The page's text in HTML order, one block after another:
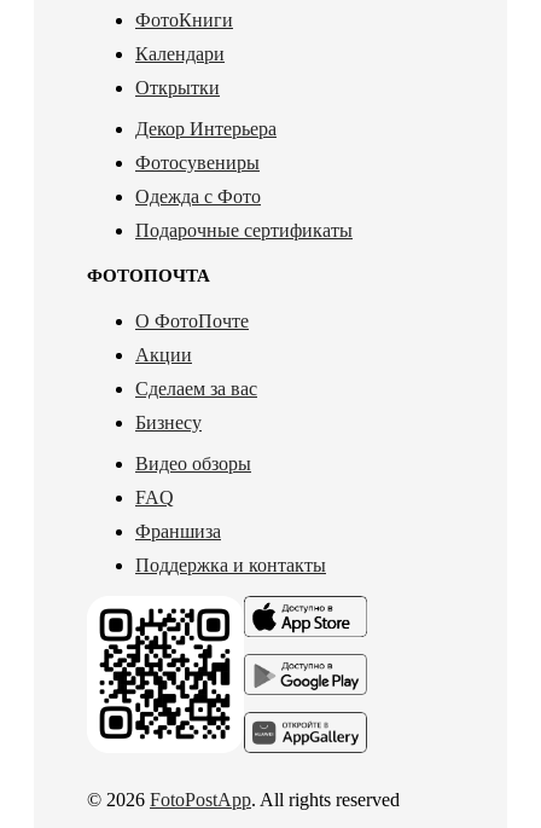
ФотоКниги
Календари
Открытки
Декор Интерьера
Фотосувениры
Одежда с Фото
Подарочные сертификаты
ФОТОПОЧТА
О ФотоПочте
Акции
Сделаем за вас
Бизнесу
Видео обзоры
FAQ
Франшиза
Поддержка и контакты
© 2026 FotoPostApp. All rights reserved